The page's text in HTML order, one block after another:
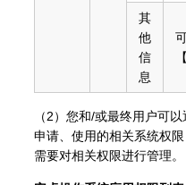
其
他
信
息
（2）您和/或最终用户可
申请、使用的相关系统权
需要对相关权限进行管理。